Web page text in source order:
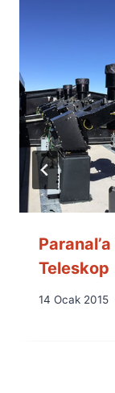
Teleskop
By
14 Ocak 2015